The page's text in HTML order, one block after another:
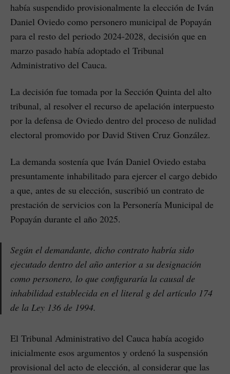
había suspendido provisionalmente la elección de Iván
Daniel Oviedo como personero municipal de Popayán
para el resto del periodo 2024-2028, decisión que en
marzo pasado había adoptado el Tribunal
Administrativo del Cauca.
La decisión fue tomada por la Sección Quinta del alto
tribunal, al resolver el recurso de apelación interpuesto
por la defensa de Oviedo dentro del proceso de nulidad
electoral promovido por David Stiven Cruz González.
La demanda sostenía que Iván Daniel Oviedo estaba
presuntamente inhabilitado para ejercer el cargo debido
a que, antes de su elección, suscribió un contrato de
prestación de servicios con la Personería Municipal de
Popayán durante el año 2025.
Según el demandante, dicho contrato habría sido
ejecutado dentro del año anterior a su designación
como personero, lo que configuraría la causal de
inhabilidad establecida en el literal g del artículo 174
de la Ley 136 de 1994.
El Tribunal Administrativo del Cauca había acogido
inicialmente esos argumentos y ordenó la suspensión
provisional del acto de elección, al considerar que las